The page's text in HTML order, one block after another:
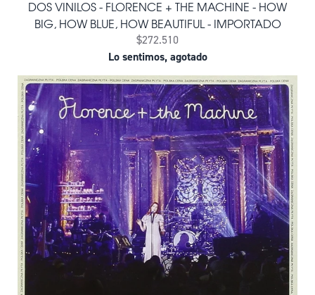
DOS VINILOS - FLORENCE + THE MACHINE - HOW
BIG, HOW BLUE, HOW BEAUTIFUL - IMPORTADO
$272.510
Lo sentimos, agotado